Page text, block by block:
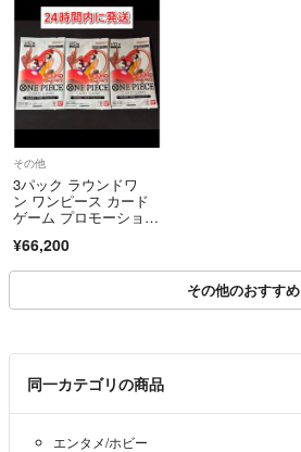
その他
3パック ラウンドワ
ン ワンピース カード
ゲーム プロモーション
¥66,200
その他のおすすめ
同一カテゴリの商品
エンタメ/ホビー